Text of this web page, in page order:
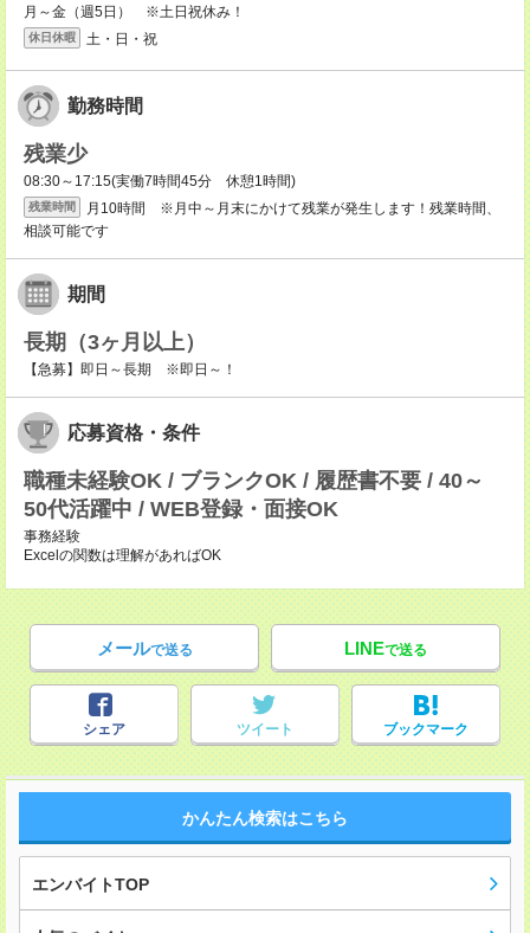
月～金（週5日） ※土日祝休み！
休日休暇 土・日・祝
勤務時間
残業少
08:30～17:15(実働7時間45分 休憩1時間)
残業時間
月10時間 ※月中～月末にかけて残業が発生します！残業時間、
相談可能です
期間
長期（3ヶ月以上）
【急募】即日～長期 ※即日～！
応募資格・条件
職種未経験OK / ブランクOK / 履歴書不要 / 40～
50代活躍中 / WEB登録・面接OK
事務経験
Excelの関数は理解があればOK
メールで送る LINEで送る
シェア ツイート ブックマーク
かんたん検索はこちら
エンバイトTOP